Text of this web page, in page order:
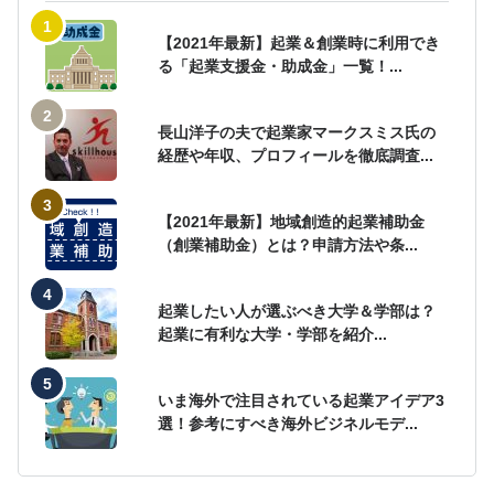
【2021年最新】起業＆創業時に利用でき
る「起業支援金・助成金」一覧！...
長山洋子の夫で起業家マークスミス氏の
経歴や年収、プロフィールを徹底調査...
【2021年最新】地域創造的起業補助金
（創業補助金）とは？申請方法や条...
起業したい人が選ぶべき大学＆学部は？
起業に有利な大学・学部を紹介...
いま海外で注目されている起業アイデア3
選！参考にすべき海外ビジネルモデ...